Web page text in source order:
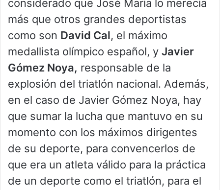
considerado que José María lo merecía
más que otros grandes deportistas
como son David Cal, el máximo
medallista olímpico español, y Javier
Gómez Noya, responsable de la
explosión del triatlón nacional. Además,
en el caso de Javier Gómez Noya, hay
que sumar la lucha que mantuvo en su
momento con los máximos dirigentes
de su deporte, para convencerlos de
que era un atleta válido para la práctica
de un deporte como el triatlón, para el